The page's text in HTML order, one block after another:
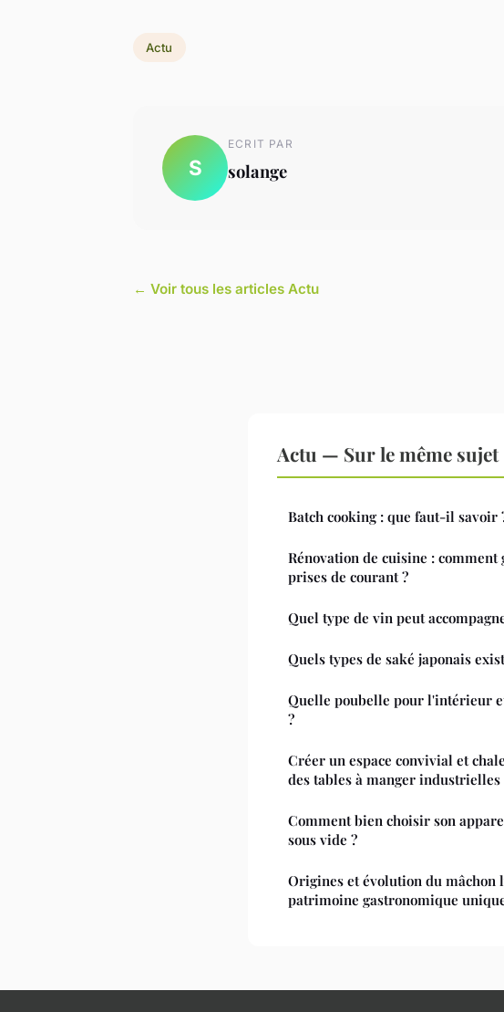
Actu
S
ECRIT PAR
solange
← Voir tous les articles Actu
Actu — Sur le même sujet
Batch cooking : que faut-il savoir
Rénovation de cuisine : comment
prises de courant ?
Quel type de vin peut
Quels types de saké japonais
Quelle poubelle pour l'intérieur
?
Créer un espace convivial et
des tables à manger industrielles
Comment bien choisir son
sous vide ?
Origines et évolution du mâchon
patrimoine gastronomique